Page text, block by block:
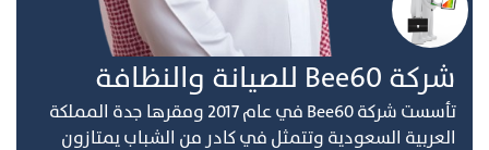
ﺷﺮﻛﺔ Bee60 ﻟﻠﺼﻴﺎﻧﺔ واﻟﻨﻈﺎفة
ﺗﺄﺳﺴﺖ ﺷﺮﻛﺔ Bee60 ﻓﻲ ﻋﺎم 2017 وﻣﻘﺮﻫﺎ ﺟﺪة اﻟﻤﻤﻠﻜﺔ
اﻟﻌﺮﺑﻴﺔ اﻟﺴﻌﻮدﻳﺔ وﺗﺘﻤﺜﻞ ﻓﻲ ﻛﺎدر ﻣﻦ اﻟﺸﺒﺎب ﻳﻤﺘﺎزون